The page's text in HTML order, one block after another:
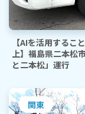
【AIを活用するこ
上】福島県二本松
と二本松」運行
関東